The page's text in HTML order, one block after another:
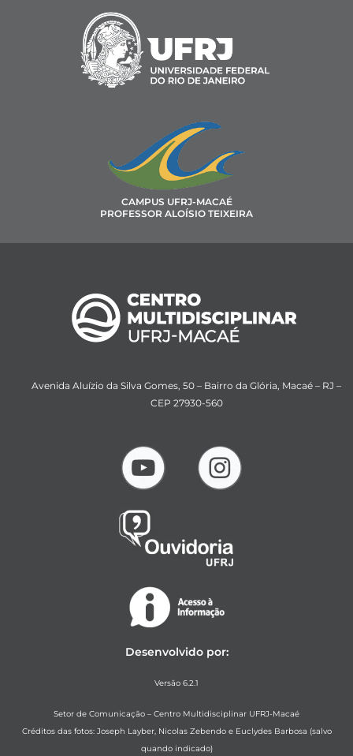
CAMPUS UFRJ-MACAÉ
PROFESSOR ALOÍSIO TEIXEIRA
Avenida Aluízio da Silva Gomes, 50 – Bairro da Glória, Macaé – RJ –
CEP 27930-560
Desenvolvido por:
Versão 6.2.1
Setor de Comunicação – Centro Multidisciplinar UFRJ-Macaé
Créditos das fotos: Joseph Layber, Nicolas Zebendo e Euclydes Barbosa (salvo
quando indicado)